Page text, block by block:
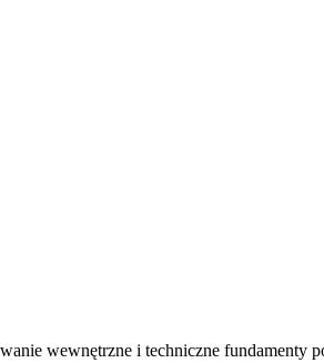
wewnętrzne i techniczne fundamenty